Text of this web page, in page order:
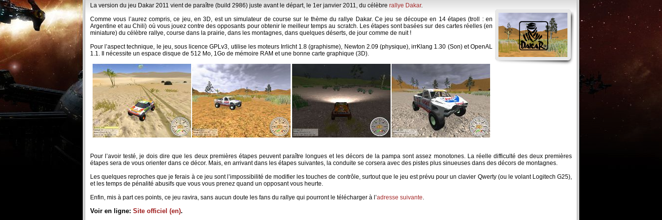
La version du jeu Dakar 2011 vient de paraître (build 2986) juste avant le départ, le 1er janvier 2011, du célèbre rallye Dakar.
Comme vous l’aurez compris, ce jeu, en 3D, est un simulateur de course sur le thème du rallye Dakar. Ce jeu se découpe en 14 étapes (troll : en
Argentine et au Chili) où vous jouez contre des opposants pour obtenir le meilleur temps au scratch. Les étapes sont basées sur des cartes réelles (en
miniature) du célèbre rallye, course dans la prairie, dans les montagnes, dans quelques déserts, de jour comme de nuit !
Pour l’aspect technique, le jeu, sous licence GPLv3, utilise les moteurs Irrlicht 1.8 (graphisme), Newton 2.09 (physique), irrKlang 1.30 (Son) et OpenAL
1.1. Il nécessite un espace disque de 512 Mo, 1Go de mémoire RAM et une bonne carte graphique (3D).
Pour l’avoir testé, je dois dire que les deux premières étapes peuvent paraître longues et les décors de la pampa sont assez monotones. La réelle difficulté des deux premières
étapes sera de vous orienter dans ce décor. Mais, en arrivant dans les étapes suivantes, la conduite se corsera avec des pistes plus sinueuses dans des décors de montagnes.
Les quelques reproches que je ferais à ce jeu sont l’impossibilité de modifier les touches de contrôle, surtout que le jeu est prévu pour un clavier Qwerty (ou le volant Logitech G25),
et les temps de pénalité abusifs que vous vous prenez quand un opposant vous heurte.
Enfin, mis à part ces points, ce jeu ravira, sans aucun doute les fans du rallye qui pourront le télécharger à l’adresse suivante.
Voir en ligne: Site officiel (en).